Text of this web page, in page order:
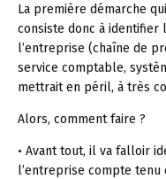
La première démarche
consiste donc à
l’entreprise (chaîne de
service comptable,
mettrait en péril, à très
Alors, comment faire ?
• Avant tout, il va falloir
l’entreprise compte tenu